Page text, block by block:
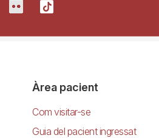
Àrea pacient
Com visitar-se
Guia del pacient ingressat